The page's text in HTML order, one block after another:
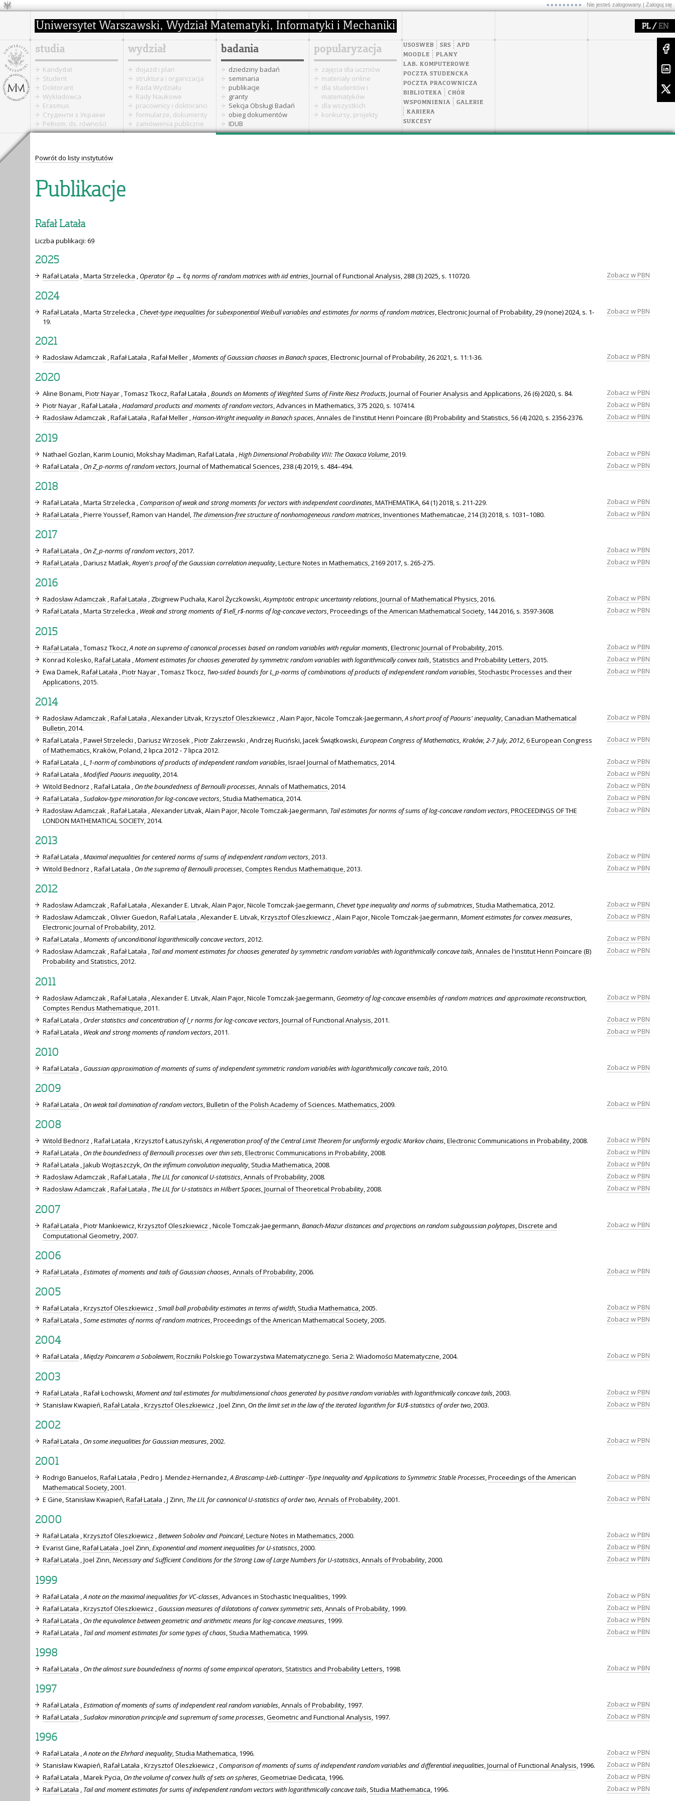
Nie jesteś zalogowany | Zaloguj się
PL/ EN
studia
Kandydat
Student
Doktorant
Wykładowca
Erasmus
Cтуденти з України
Pełnom. ds. równości
wydział
dojazd i plan
struktura i organizacja
Rada Wydziału
Rady Naukowe
pracownicy i doktoranci
formularze, dokumenty
zamówienia publiczne
badania
dziedziny badań
seminaria
publikacje
granty
Sekcja Obsługi Badań
obieg dokumentów
IDUB
popularyzacja
zajęcia dla uczniów
materiały online
dla studentów i
matematyków
dla wszystkich
konkursy, projekty
USOSWEB SRS
APD
MOODLE
PLANY
LAB. KOMPUTEROWE
POCZTA STUDENCKA
POCZTA PRACOWNICZA
BIBLIOTEKA
CHÓR
WSPOMNIENIA
GALERIE
KARIERA
SUKCESY
Powrót do listy instytutów
Publikacje
Rafał Latała
Liczba publikacji: 69
2025
Rafał Latała Marta Strzelecka Operator ℓp → ℓq norms of random matrices with iid entries Journal of Functional Analysis , 288 (3) 2025, s. 110720. Zobacz w PBN
2024
Rafał Latała ,Marta Strzelecka , Chevet-type inequalities for subexponential Weibull variables and estimates for norms of random matrices,Electronic Journal of Probability, 29 (none) 2024, s. 1-
19.
Zobacz w PBN
2021
Radosław Adamczak ,Rafał Latała ,Rafał Meller ,Moments of Gaussian chaoses in Banach spaces,Electronic Journal of Probability, 26 2021, s. 11:1-36. Zobacz w PBN
2020
Aline Bonami,Piotr Nayar , Tomasz Tkocz,Rafał Latała ,Bounds on Moments of Weighted Sums of Finite Riesz Products,Journal of Fourier Analysis and Applications, 26 (6) 2020, s. 84.
Zobacz w PBN
Piotr Nayar ,Rafał Latała ,Hadamard products and moments of random vectors,Advances in Mathematics, 375 2020, s. 107414.
Zobacz w PBN
Radosław Adamczak ,Rafał Latała ,Rafał Meller ,Hanson-Wright inequality in Banach spaces,Annales de l'institut Henri Poincare (B) Probability and Statistics, 56 (4) 2020, s. 2356-2376. Zobacz w PBN
2019
Nathael Gozlan, Karim Lounici, Mokshay Madiman, Rafał Latała High Dimensional Probability VIII: The Oaxaca Volume , 2019.
Zobacz w PBN
Rafał Latała
On Z_p-norms of random vectors Journal of Mathematical Sciences , 238 (4) 2019, s. 484–494. Zobacz w PBN
2018
Rafał Latała ,Marta Strzelecka , Comparison of weak and strong moments for vectors with independent coordinates,MATHEMATIKA, 64 (1) 2018, s. 211-229.
Zobacz w PBN
Rafał Latała , Pierre Youssef, Ramon van Handel, The dimension-free structure of nonhomogeneous random matrices,Inventiones Mathematicae, 214 (3) 2018, s. 1031–1080. Zobacz w PBN
2017
Rafał Latała , On Z_p-norms of random vectors, 2017.
Zobacz w PBN
Rafał Latała , Dariusz Matlak,Royen's proof of the Gaussian correlation inequality,Lecture Notes in Mathematics, 2169 2017, s. 265-275. Zobacz w PBN
2016
Radosław Adamczak ,Rafał Latała , Zbigniew Puchała, Karol Życzkowski,Asymptotic entropic uncertainty relations,Journal of Mathematical Physics, 2016.
Zobacz w PBN
Rafał Latała ,Marta Strzelecka , Weak and strong moments of $\ell_r$-norms of log-concave vectors,Proceedings of the American Mathematical Society, 144 2016, s. 3597-3608. Zobacz w PBN
2015
Rafał Latała , Tomasz Tkocz, A note on suprema of canonical processes based on random variables with regular moments Electronic Journal of Probability , 2015.
Zobacz w PBN
Konrad Kolesko, Rafał Latała Moment estimates for chaoses generated by symmetric random variables with logarithmically convex tails Statistics and Probability Letters , 2015.
Zobacz w PBN
Ewa Damek, Rafał Latała Piotr Nayar , Tomasz Tkocz, Two-sided bounds for L_p-norms of combinations of products of independent random variables Stochastic Processes and their
Applications , 2015.
Zobacz w PBN
2014
Radosław Adamczak ,Rafał Latała , Alexander Litvak,Krzysztof Oleszkiewicz , Alain Pajor, Nicole Tomczak-Jaegermann,A short proof of Paouris' inequality,Canadian Mathematical
Bulletin, 2014.
Zobacz w PBN
Rafał Latała ,Paweł Strzelecki ,Dariusz Wrzosek ,Piotr Zakrzewski , Andrzej Ruciński, Jacek Świątkowski,European Congress of Mathematics, Kraków, 2-7 July, 2012,6 European Congress
of Mathematics, Kraków, Poland, 2 lipca 2012 - 7 lipca 2012.
Zobacz w PBN
Rafał Latała ,L_1-norm of combinations of products of independent random variables,Israel Journal of Mathematics, 2014.
Zobacz w PBN
Rafał Latała ,Modified Paouris inequality, 2014.
Zobacz w PBN
Witold Bednorz ,Rafał Latała , On the boundedness of Bernoulli processes,Annals of Mathematics, 2014.
Zobacz w PBN
Rafał Latała ,Sudakov-type minoration for log-concave vectors, Studia Mathematica, 2014.
Zobacz w PBN
Radosław Adamczak ,Rafał Latała , Alexander Litvak, Alain Pajor, Nicole Tomczak-Jaegermann, Tail estimates for norms of sums of log-concave random vectors,PROCEEDINGS OF THE
LONDON MATHEMATICAL SOCIETY, 2014.
Zobacz w PBN
2013
Rafał Latała ,Maximal inequalities for centered norms of sums of independent random vectors, 2013.
Zobacz w PBN
Witold Bednorz ,Rafał Latała , On the suprema of Bernoulli processes,Comptes Rendus Mathematique, 2013. Zobacz w PBN
2012
Radosław Adamczak ,Rafał Latała , Alexander E. Litvak, Alain Pajor, Nicole Tomczak-Jaegermann, Chevet type inequality and norms of submatrices, Studia Mathematica, 2012.
Zobacz w PBN
Radosław Adamczak , Olivier Guedon,Rafał Latała , Alexander E. Litvak,Krzysztof Oleszkiewicz , Alain Pajor, Nicole Tomczak-Jaegermann,Moment estimates for convex measures,
Electronic Journal of Probability, 2012.
Zobacz w PBN
Rafał Latała ,Moments of unconditional logarithmically concave vectors, 2012.
Zobacz w PBN
Radosław Adamczak ,Rafał Latała , Tail and moment estimates for chaoses generated by symmetric random variables with logarithmically concave tails,Annales de l'institut Henri Poincare (B)
Probability and Statistics, 2012.
Zobacz w PBN
2011
Radosław Adamczak Rafał Latała , Alexander E. Litvak, Alain Pajor, Nicole Tomczak-Jaegermann, Geometry of log-concave ensembles of random matrices and approximate reconstruction
Comptes Rendus Mathematique , 2011.
Zobacz w PBN
Rafał Latała Order statistics and concentration of l_r norms for log-concave vectors Journal of Functional Analysis , 2011.
Zobacz w PBN
Rafał Latała
Weak and strong moments of random vectors , 2011. Zobacz w PBN
2010
Rafał Latała , Gaussian approximation of moments of sums of independent symmetric random variables with logarithmically concave tails, 2010. Zobacz w PBN
2009
Rafał Latała , On weak tail domination of random vectors,Bulletin of the Polish Academy of Sciences. Mathematics, 2009. Zobacz w PBN
2008
Witold Bednorz ,Rafał Latała , Krzysztof Łatuszyński,A regeneration proof of the Central Limit Theorem for uniformly ergodic Markov chains,Electronic Communications in Probability, 2008.
Zobacz w PBN
Rafał Latała , On the boundedness of Bernoulli processes over thin sets,Electronic Communications in Probability, 2008.
Zobacz w PBN
Rafał Latała , Jakub Wojtaszczyk, On the infimum convolution inequality, Studia Mathematica, 2008.
Zobacz w PBN
Radosław Adamczak ,Rafał Latała , The LIL for canonical U-statistics,Annals of Probability, 2008.
Zobacz w PBN
Radosław Adamczak ,Rafał Latała , The LIL for U-statistics in Hilbert Spaces,Journal of Theoretical Probability, 2008. Zobacz w PBN
2007
Rafał Latała , Piotr Mankiewicz, Krzysztof Oleszkiewicz , Nicole Tomczak-Jaegermann, Banach-Mazur distances and projections on random subgaussian polytopes Discrete and
Computational Geometry , 2007.
Zobacz w PBN
2006
Rafał Latała ,Estimates of moments and tails of Gaussian chaoses,Annals of Probability, 2006. Zobacz w PBN
2005
Rafał Latała ,Krzysztof Oleszkiewicz ,Small ball probability estimates in terms of width, Studia Mathematica, 2005.
Zobacz w PBN
Rafał Latała ,Some estimates of norms of random matrices,Proceedings of the American Mathematical Society, 2005. Zobacz w PBN
2004
Rafał Latała ,Między Poincarem a Sobolewem,Roczniki Polskiego Towarzystwa Matematycznego. Seria 2: Wiadomości Matematyczne, 2004. Zobacz w PBN
2003
Rafał Latała , Rafał Łochowski, Moment and tail estimates for multidimensional chaos generated by positive random variables with logarithmically concave tails , 2003.
Zobacz w PBN
Stanisław Kwapień, Rafał Latała Krzysztof Oleszkiewicz , Joel Zinn, On the limit set in the law of the iterated logarithm for $U$-statistics of order two , 2003. Zobacz w PBN
2002
Rafał Latała , On some inequalities for Gaussian measures, 2002. Zobacz w PBN
2001
Rodrigo Banuelos,Rafał Latała , Pedro J. Mendez-Hernandez,A Brascamp-Lieb-Luttinger -Type Inequality and Applications to Symmetric Stable Processes,Proceedings of the American
Mathematical Society, 2001.
Zobacz w PBN
E Gine, Stanisław Kwapień,Rafał Latała , J Zinn, The LIL for cannonical U-statistics of order two,Annals of Probability, 2001. Zobacz w PBN
2000
Rafał Latała ,Krzysztof Oleszkiewicz ,Between Sobolev and Poincaré,Lecture Notes in Mathematics, 2000.
Zobacz w PBN
Evarist Gine,Rafał Latała , Joel Zinn,Exponential and moment inequalities for U-statistics, 2000.
Zobacz w PBN
Rafał Latała , Joel Zinn,Necessary and Sufficient Conditions for the Strong Law of Large Numbers for U-statistics,Annals of Probability, 2000. Zobacz w PBN
1999
Rafał Latała A note on the maximal inequalities for VC-classes , Advances in Stochastic Inequalities, 1999.
Zobacz w PBN
Rafał Latała Krzysztof Oleszkiewicz Gaussian measures of dilatations of convex symmetric sets Annals of Probability , 1999.
Zobacz w PBN
Rafał Latała
On the equivalence between geometric and arithmetic means for log-concave measures , 1999.
Zobacz w PBN
Rafał Latała
Tail and moment estimates for some types of chaos Studia Mathematica , 1999. Zobacz w PBN
1998
Rafał Latała , On the almost sure boundedness of norms of some empirical operators, Statistics and Probability Letters, 1998. Zobacz w PBN
1997
Rafał Latała ,Estimation of moments of sums of independent real random variables,Annals of Probability, 1997.
Zobacz w PBN
Rafał Latała ,Sudakov minoration principle and supremum of some processes,Geometric and Functional Analysis, 1997. Zobacz w PBN
1996
Rafał Latała ,A note on the Ehrhard inequality, Studia Mathematica, 1996.
Zobacz w PBN
Stanisław Kwapień,Rafał Latała ,Krzysztof Oleszkiewicz , Comparison of moments of sums of independent random variables and differential inequalities,Journal of Functional Analysis, 1996.
Zobacz w PBN
Rafał Latała , Marek Pycia, On the volume of convex hulls of sets on spheres,Geometriae Dedicata, 1996.
Zobacz w PBN
Rafał Latała , Tail and moment estimates for sums of independent random vectors with logarithmically concave tails, Studia Mathematica, 1996. Zobacz w PBN